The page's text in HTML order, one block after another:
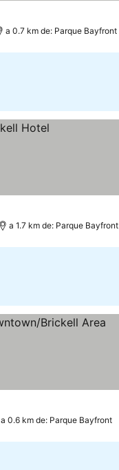
a 0.7 km de: Parque Bayfront
a 1.7 km de: Parque Bayfront
a 0.6 km de: Parque Bayfront